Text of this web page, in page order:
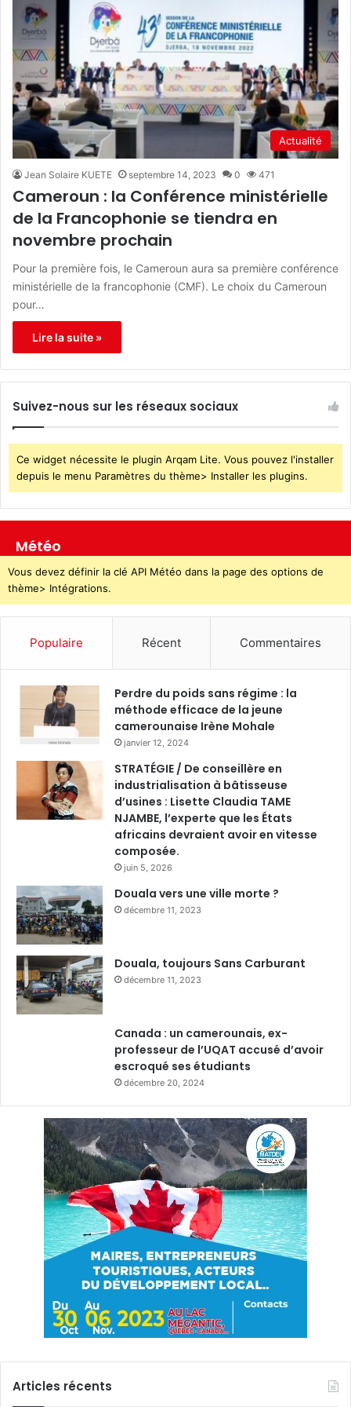
Actualité
Jean Solaire KUETE septembre 14, 2023 0 471
Cameroun : la Conférence ministérielle
de la Francophonie se tiendra en
novembre prochain
Pour la première fois, le Cameroun aura sa première conférence
ministérielle de la francophonie (CMF). Le choix du Cameroun
pour…
Lire la suite »
Suivez-nous sur les réseaux sociaux
Ce widget nécessite le plugin Arqam Lite. Vous pouvez l'installer
depuis le menu Paramètres du thème> Installer les plugins.
Météo
Vous devez définir la clé API Météo dans la page des options de
thème> Intégrations.
Populaire Récent Commentaires
Perdre du poids sans régime : la
méthode efficace de la jeune
camerounaise Irène Mohale
janvier 12, 2024
STRATÉGIE / De conseillère en
industrialisation à bâtisseuse
d’usines : Lisette Claudia TAME
NJAMBE, l’experte que les États
africains devraient avoir en vitesse
composée.
juin 5, 2026
Douala vers une ville morte ?
décembre 11, 2023
Douala, toujours Sans Carburant
décembre 11, 2023
Canada : un camerounais, ex-
professeur de l’UQAT accusé d’avoir
escroqué ses étudiants
décembre 20, 2024
Articles récents